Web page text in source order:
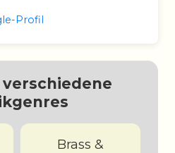
Profil
Brass &